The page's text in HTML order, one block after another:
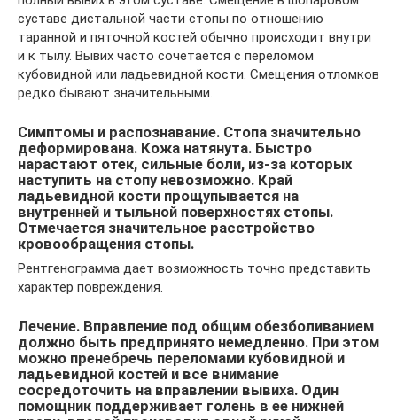
суставе дистальной части стопы по отношению
таранной и пяточной костей обычно происходит внутри
и к тылу. Вывих часто сочетается с переломом
кубовидной или ладьевидной кости. Смещения отломков
редко бывают значительными.
Симптомы и распознавание. Стопа значительно
деформирована. Кожа натянута. Быстро
нарастают отек, сильные боли, из-за которых
наступить на стопу невозможно. Край
ладьевидной кости прощупывается на
внутренней и тыльной поверхностях стопы.
Отмечается значительное расстройство
кровообращения стопы.
Рентгенограмма дает возможность точно представить
характер повреждения.
Лечение. Вправление под общим обезболиванием
должно быть предпринято немедленно. При этом
можно пренебречь переломами кубовидной и
ладьевидной костей и все внимание
сосредоточить на вправлении вывиха. Один
помощник поддерживает голень в ее нижней